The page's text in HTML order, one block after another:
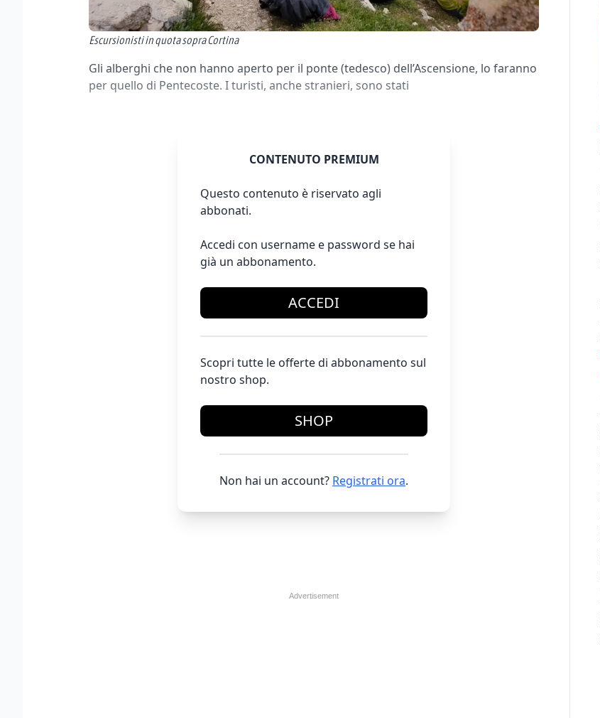
Escursionisti in quota sopra Cortina
Gli alberghi che non hanno aperto per il ponte (tedesco) dell’Ascensione, lo faranno
per quello di Pentecoste. I turisti, anche stranieri, sono stati
CONTENUTO PREMIUM
Questo contenuto è riservato agli
abbonati.
Accedi con username e password se hai
già un abbonamento.
ACCEDI
Scopri tutte le offerte di abbonamento sul
nostro shop.
SHOP
Non hai un account? Registrati ora.